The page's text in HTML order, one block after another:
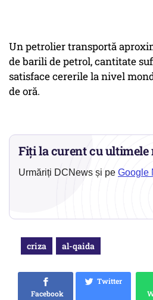
Un petrolier transportă
de barili de petrol, cantitate
satisface cererile la nivel
de oră.
Fiți la curent cu ultimele
Urmăriți DCNews și pe Google
criza al-qaida
Facebook
Twitter